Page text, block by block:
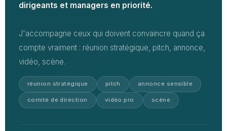
dirigeants et managers en priorité.
J'accompagne ceux qui doivent convaincre quand ça
compte vraiment : réunion stratégique, pitch, annonce,
vidéo, scène.
réunion stratégique pitch annonce sensible
comité de direction vidéo pro scène